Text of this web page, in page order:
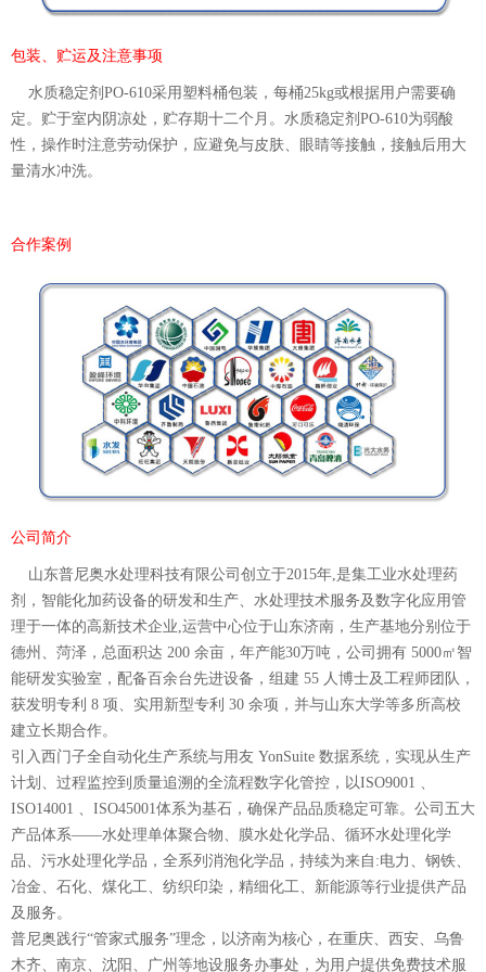
包装、贮运及注意事项
水质稳定剂PO-610采用塑料桶包装，每桶25kg或根据用户需要确
定。贮于室内阴凉处，贮存期十二个月。水质稳定剂PO-610为弱酸
性，操作时注意劳动保护，应避免与皮肤、眼睛等接触，接触后用大
量清水冲洗。
合作案例
公司简介
山东普尼奥水处理科技有限公司创立于2015年,是集工业水处理药
剂，智能化加药设备的研发和生产、水处理技术服务及数字化应用管
理于一体的高新技术企业,运营中心位于山东济南，生产基地分别位于
德州、菏泽，总面积达 200 余亩，年产能30万吨，公司拥有 5000㎡智
能研发实验室，配备百余台先进设备，组建 55 人博士及工程师团队，
获发明专利 8 项、实用新型专利 30 余项，并与山东大学等多所高校
建立长期合作。
引入西门子全自动化生产系统与用友 YonSuite 数据系统，实现从生产
计划、过程监控到质量追溯的全流程数字化管控，以ISO9001 、
ISO14001 、ISO45001体系为基石，确保产品品质稳定可靠。公司五大
产品体系——水处理单体聚合物、膜水处化学品、循环水处理化学
品、污水处理化学品，全系列消泡化学品，持续为来自:电力、钢铁、
冶金、石化、煤化工、纺织印染，精细化工、新能源等行业提供产品
及服务。
普尼奥践行“管家式服务”理念，以济南为核心，在重庆、西安、乌鲁
木齐、南京、沈阳、广州等地设服务办事处，为用户提供免费技术服